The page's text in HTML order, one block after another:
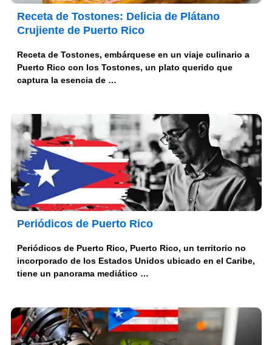
Receta de Tostones: Delicia de Plátano
Crujiente de Puerto Rico
Receta de Tostones, embárquese en un viaje culinario a
Puerto Rico con los Tostones, un plato querido que
captura la esencia de …
Periódicos de Puerto Rico
Periódicos de Puerto Rico, Puerto Rico, un territorio no
incorporado de los Estados Unidos ubicado en el Caribe,
tiene un panorama mediático …